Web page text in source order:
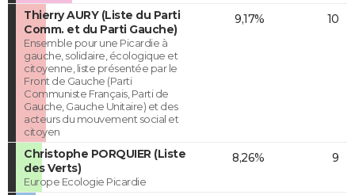
Thierry AURY (Liste du Parti
Comm. et du Parti Gauche)
Ensemble pour une Picardie à
gauche, solidaire, écologique et
citoyenne, liste présentée par le
Front de Gauche (Parti
Communiste Français, Parti de
Gauche, Gauche Unitaire) et des
acteurs du mouvement social et
citoyen
9,17% 10
Christophe PORQUIER (Liste
des Verts)
Europe Ecologie Picardie
8,26% 9